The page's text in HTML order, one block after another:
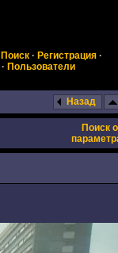
Поиск· Регистрация·
· Пользователи
Назад
Поиск